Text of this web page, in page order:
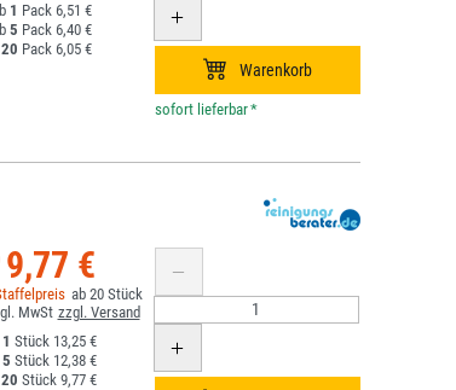
1
6,51 €
5
6,40 €
20
6,05 €
*
9,77 €
20
1
13,25 €
5
12,38 €
20
9,77 €